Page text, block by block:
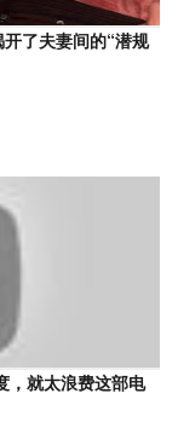
了夫妻间的“潜规
，就太浪费这部电